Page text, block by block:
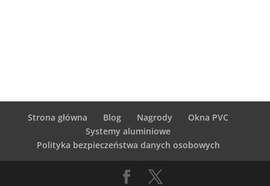
Strona główna Blog Nagrody
Okna PVC
Systemy aluminiowe
Polityka bezpieczeństwa danych osobowych